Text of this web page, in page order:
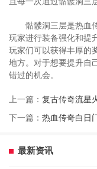
骷髅洞三层是热血
玩家进行装备强化和提
玩家们可以获得丰厚的
地方。对于想要提升自
错过的机会。
上一篇： 复古传奇流星
下一篇： 热血传奇白日
最新资讯